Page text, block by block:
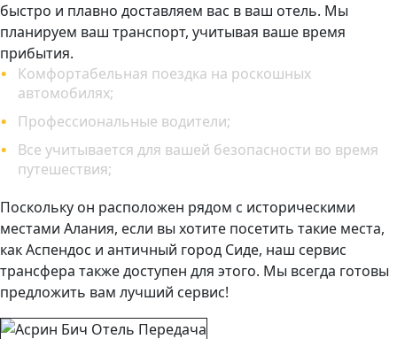
быстро и плавно доставляем вас в ваш отель. Мы
планируем ваш транспорт, учитывая ваше время
прибытия.
Комфортабельная поездка на роскошных
автомобилях;
Профессиональные водители;
Все учитывается для вашей безопасности во время
путешествия;
Поскольку он расположен рядом с историческими
местами Алания, если вы хотите посетить такие места,
как Аспендос и античный город Сиде, наш сервис
трансфера также доступен для этого. Мы всегда готовы
предложить вам лучший сервис!